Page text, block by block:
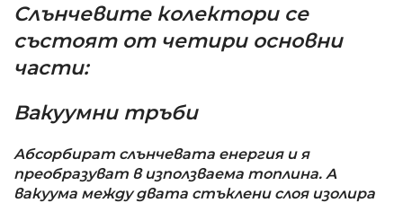
Слънчевите колектори се
състоят от четири основни
части:
Вакуумни тръби
Абсорбират слънчевата енергия и я
преобразуват в използваема топлина. А
вакуума между двата стъклени слоя изолира